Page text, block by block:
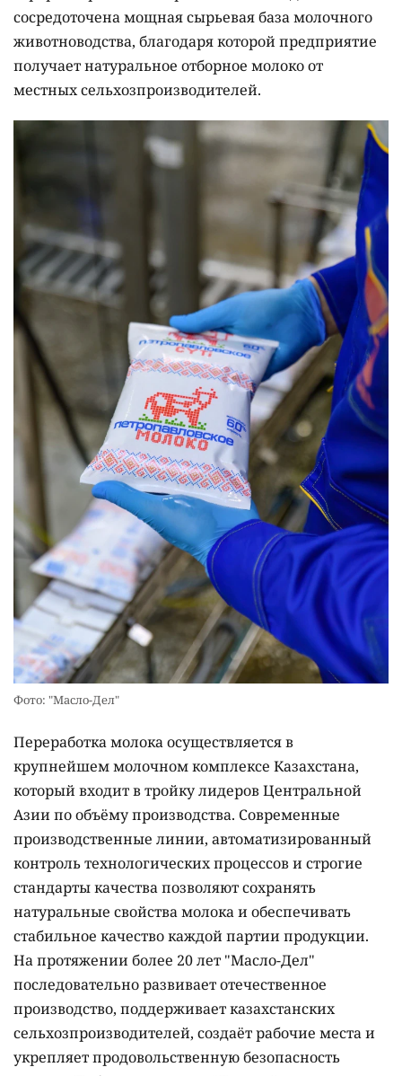
сосредоточена мощная сырьевая база молочного
животноводства, благодаря которой предприятие
получает натуральное отборное молоко от
местных сельхозпроизводителей.
Фото: "Масло-Дел"
Переработка молока осуществляется в
крупнейшем молочном комплексе Казахстана,
который входит в тройку лидеров Центральной
Азии по объёму производства. Современные
производственные линии, автоматизированный
контроль технологических процессов и строгие
стандарты качества позволяют сохранять
натуральные свойства молока и обеспечивать
стабильное качество каждой партии продукции.
На протяжении более 20 лет "Масло-Дел"
последовательно развивает отечественное
производство, поддерживает казахстанских
сельхозпроизводителей, создаёт рабочие места и
укрепляет продовольственную безопасность